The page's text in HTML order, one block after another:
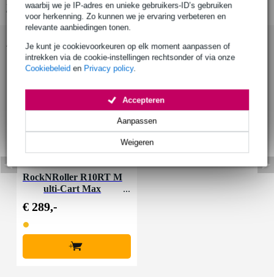
waarbij we je IP-adres en unieke gebruikers-ID’s gebruiken
voor herkenning. Zo kunnen we je ervaring verbeteren en
relevante aanbiedingen tonen.
Je kunt je cookievoorkeuren op elk moment aanpassen of
intrekken via de cookie-instellingen rechtsonder of via onze
Cookiebeleid en Privacy policy.
Weigeren
Aanpassen
Accepteren
Bekijk alle productspecificaties
Accessoires (1)
RockNRoller R10RT M
ulti-Cart Max
€ 289,-
+